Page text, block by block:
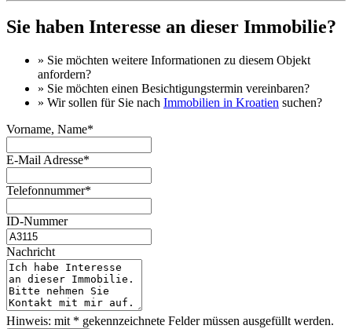
Sie haben Interesse an dieser Immobilie?
» Sie möchten weitere Informationen zu diesem Objekt
anfordern?
» Sie möchten einen Besichtigungstermin vereinbaren?
» Wir sollen für Sie nach Immobilien in Kroatien suchen?
Vorname, Name*
E-Mail Adresse*
Telefonnummer*
ID-Nummer
Nachricht
Hinweis: mit * gekennzeichnete Felder müssen ausgefüllt werden.